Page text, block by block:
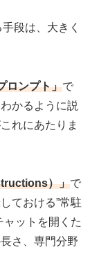
段は、大きく
ロンプト」で
かるように説
れにあたりま
）」で
ておける”常駐
ャットを開くた
さ、専門分野